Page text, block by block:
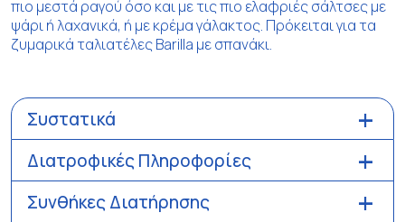
πιο μεστά ραγού όσο και με τις πιο ελαφριές σάλτσες με
ψάρι ή λαχανικά, ή με κρέμα γάλακτος. Πρόκειται για τα
ζυμαρικά ταλιατέλες Barilla με σπανάκι.
Συστατικά
Διατροφικές Πληροφορίες
Συνθήκες Διατήρησης